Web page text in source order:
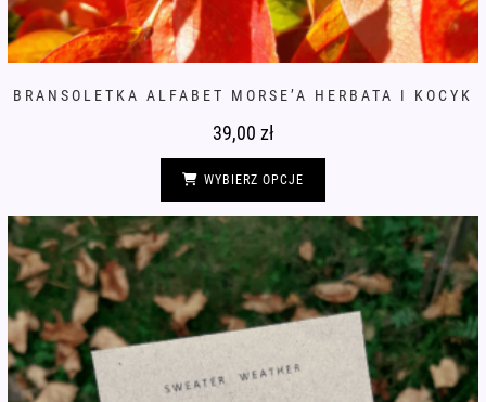
BRANSOLETKA ALFABET MORSE’A HERBATA I KOCYK
39,00 zł
WYBIERZ OPCJE
wariantów.
Opcje
można
wybrać
na
stronie
produktu